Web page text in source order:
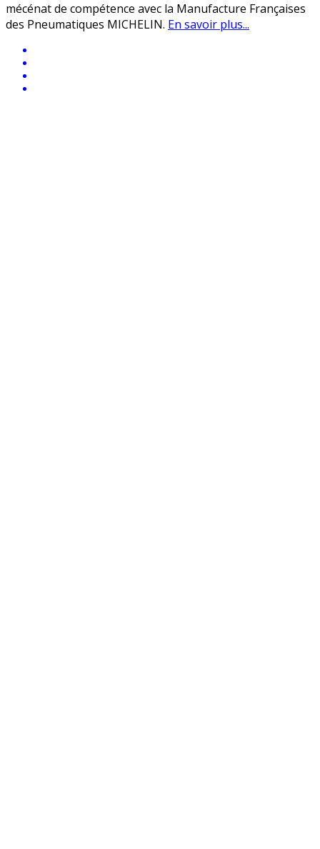
mécénat de compétence avec la Manufacture Françaises
des Pneumatiques MICHELIN. En savoir plus...